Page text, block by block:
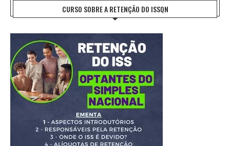
CURSO SOBRE A RETENÇÃO DO ISSQN